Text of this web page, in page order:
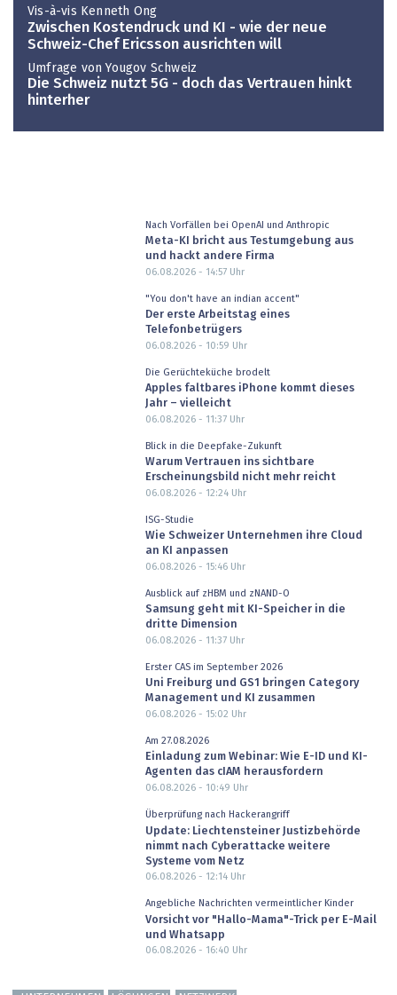
Vis-à-vis Kenneth Ong
Zwischen Kostendruck und KI - wie der neue
Schweiz-Chef Ericsson ausrichten will
Umfrage von Yougov Schweiz
Die Schweiz nutzt 5G - doch das Vertrauen hinkt
hinterher
Nach Vorfällen bei OpenAI und Anthropic
Meta-KI bricht aus Testumgebung aus
und hackt andere Firma
06.08.2026 - 14:57Uhr
"You don't have an indian accent"
Der erste Arbeitstag eines
Telefonbetrügers
06.08.2026 - 10:59 Uhr
Die Gerüchteküche brodelt
Apples faltbares iPhone kommt dieses
Jahr – vielleicht
06.08.2026 - 11:37Uhr
Blick in die Deepfake-Zukunft
Warum Vertrauen ins sichtbare
Erscheinungsbild nicht mehr reicht
06.08.2026 - 12:24Uhr
ISG-Studie
Wie Schweizer Unternehmen ihre Cloud
an KI anpassen
06.08.2026 - 15:46Uhr
Ausblick auf zHBM und zNAND-O
Samsung geht mit KI-Speicher in die
dritte Dimension
06.08.2026 - 11:37Uhr
Erster CAS im September 2026
Uni Freiburg und GS1 bringen Category
Management und KI zusammen
06.08.2026 - 15:02 Uhr
Am 27.08.2026
Einladung zum Webinar: Wie E-ID und KI-
Agenten das cIAM herausfordern
06.08.2026 - 10:49 Uhr
Überprüfung nach Hackerangriff
Update: Liechtensteiner Justizbehörde
nimmt nach Cyberattacke weitere
Systeme vom Netz
06.08.2026 - 12:14Uhr
Angebliche Nachrichten vermeintlicher Kinder
Vorsicht vor "Hallo-Mama"-Trick per E-Mail
und Whatsapp
06.08.2026 - 16:40 Uhr